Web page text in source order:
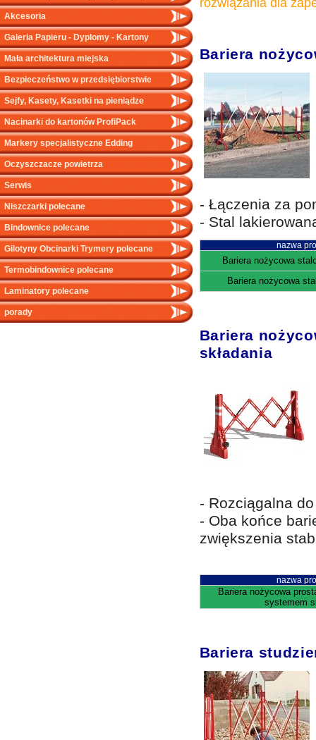
Akcesoria
Galeria Papieru - Dyplomy - Kartony
Mała architektura miejska
Bezpieczeństwo w przedsiębiorstwie
Sejfy, Kasety, Kasetki na pieniądze
Nacinarki do kartonów ProfiPack
Markery specjalistyczne Edding
Oczyszczacze powietrza
Serwis
Niszczarki polecane
Bindownice polecane
Gilotyny Obcinarki Trymery polecane
Termobindownice polecane
Laminatory polecane
porady
Bariera
- Łączenia za
- Stal
nazwa
Bariera nożycowa
Bariera nożycowa
Bariera
składania
- Rozciągalna
- Oba końce
zwiększenia
nazwa
Bariera nożycowa
systemem
Bariera